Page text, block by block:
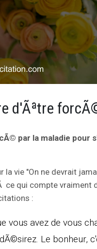
par la maladie
la vie "On ne devrait
qui compte vraiment
:
vous avez de vous
Le bonheur,